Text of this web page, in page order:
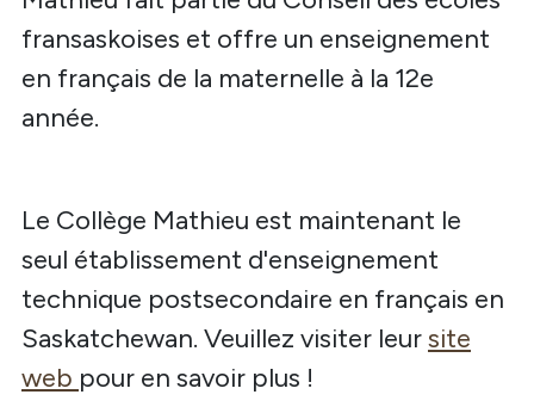
fransaskoises et offre un enseignement
en français de la maternelle à la 12e
année.
Le Collège Mathieu est maintenant le
seul établissement d'enseignement
technique postsecondaire en français en
Saskatchewan. Veuillez visiter leursite
web pour en savoir plus !